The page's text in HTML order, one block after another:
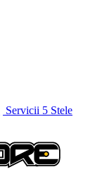
Servicii 5 Stele